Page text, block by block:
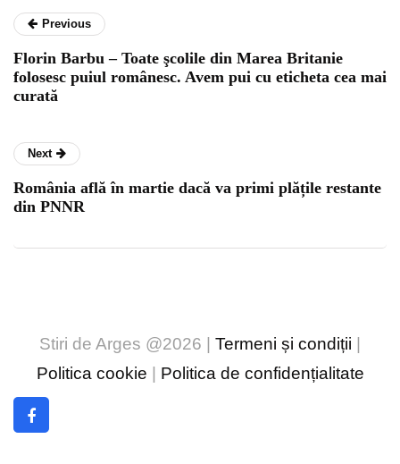
Previous
Florin Barbu – Toate şcolile din Marea Britanie
folosesc puiul românesc. Avem pui cu eticheta cea mai
curată
Next
România află în martie dacă va primi plățile restante
din PNNR
Stiri de Arges @2026 | Termeni și condiții
Politica cookie
Politica de confidențialitate